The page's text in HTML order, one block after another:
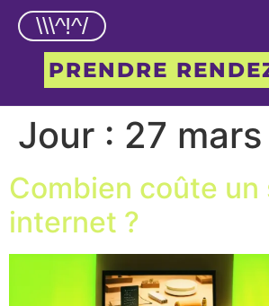
\\\^!^/
PRENDRE
Jour : 27
Combien coûte un
internet ?